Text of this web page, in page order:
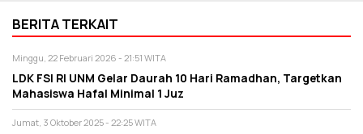
BERITA TERKAIT
Minggu, 22 Februari 2026 - 21:51 WITA
LDK FSI RI UNM Gelar Daurah 10 Hari Ramadhan, Targetkan
Mahasiswa Hafal Minimal 1 Juz
Jumat, 3 Oktober 2025 - 22:25 WITA